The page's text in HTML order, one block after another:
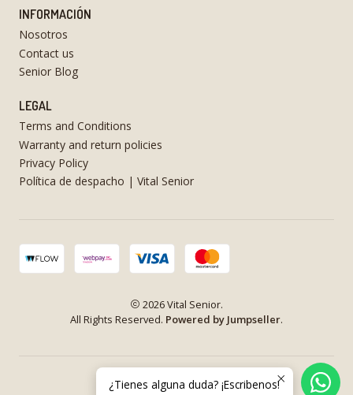
INFORMACIÓN
Nosotros
Contact us
Senior Blog
LEGAL
Terms and Conditions
Warranty and return policies
Privacy Policy
Política de despacho | Vital Senior
2026 Vital Senior.
All Rights Reserved. Powered by Jumpseller.
VOLVER ARRIBA
¿Tienes alguna duda? ¡Escribenos!